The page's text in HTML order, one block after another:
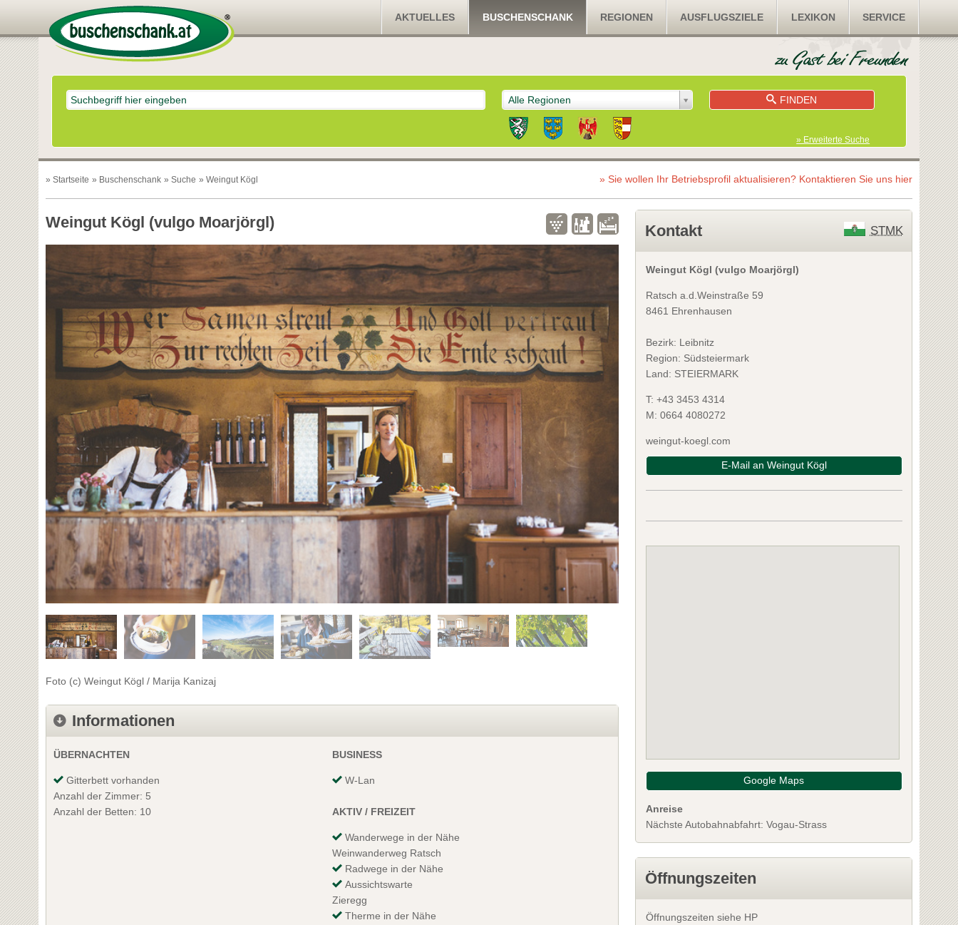
AKTUELLES BUSCHENSCHANK REGIONEN AUSFLUGSZIELE LEXIKON SERVICE
Alle Regionen FINDEN
» Erweiterte Suche
» Startseite » Buschenschank » Suche » Weingut Kögl
Weingut Kögl (vulgo Moarjörgl)
Foto (c) Weingut Kögl / Marija Kanizaj
Informationen
ÜBERNACHTEN
Gitterbett vorhanden
Anzahl der Zimmer: 5
Anzahl der Betten: 10
BUSINESS
W-Lan
AKTIV / FREIZEIT
Wanderwege in der Nähe
Weinwanderweg Ratsch
Radwege in der Nähe
Aussichtswarte
Zieregg
Therme in der Nähe
» Sie wollen Ihr Betriebsprofil aktualisieren? Kontaktieren Sie uns hier
Kontakt STMK
Weingut Kögl (vulgo Moarjörgl)
Ratsch a.d.Weinstraße 59
8461 Ehrenhausen
Bezirk: Leibnitz
Region: Südsteiermark
Land: STEIERMARK
T: +43 3453 4314
M: 0664 4080272
weingut-koegl.com
E-Mail an Weingut Kögl
Google Maps
Anreise
Nächste Autobahnabfahrt: Vogau-Strass
Öffnungszeiten
Öffnungszeiten siehe HP